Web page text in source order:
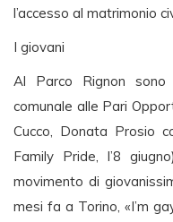
l’accesso al matrimonio
I giovani
Al Parco Rignon sono
comunale alle Pari
Cucco, Donata Prosio
Family Pride, l’8
movimento di
mesi fa a Torino, «I’m